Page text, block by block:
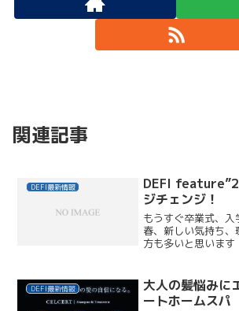
関連記事
DEFI最新情報
DEFI
ジチェンジ！
もうすぐ卒業式、
春、新しい気持ち
方も多いと思います
しいのか、ＤＥＦ
カラーなどで髪型変
DEFI最新情報
大人の髪悩みに
ートホームスパ